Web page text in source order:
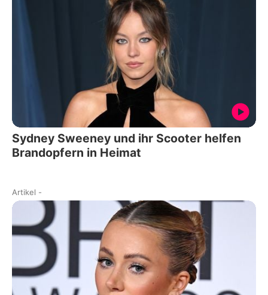
Sydney Sweeney und ihr Scooter helfen
Brandopfern in Heimat
Artikel -